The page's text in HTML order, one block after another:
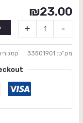
₪23.00
-
+
מק"ט: 33501901